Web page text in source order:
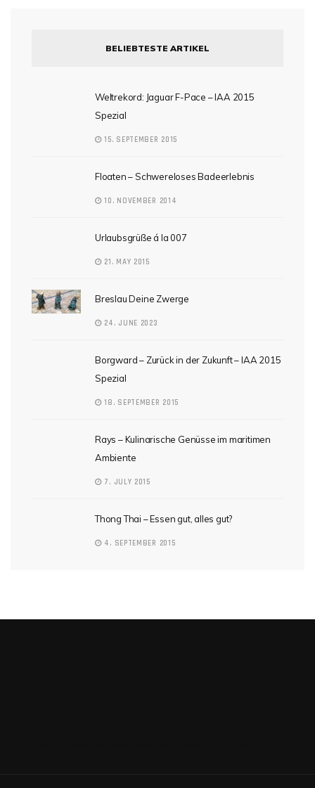
BELIEBTESTE ARTIKEL
Weltrekord: Jaguar F-Pace – IAA 2015
Spezial
15. SEPTEMBER 2015
Floaten – Schwereloses Badeerlebnis
10. NOVEMBER 2014
Urlaubsgrüße á la 007
21. MAY 2015
Breslau Deine Zwerge
24. JUNE 2023
Borgward – Zurück in der Zukunft – IAA 2015
Spezial
18. SEPTEMBER 2015
Rays – Kulinarische Genüsse im maritimen
Ambiente
7. JULY 2015
Thong Thai – Essen gut, alles gut?
4. SEPTEMBER 2015